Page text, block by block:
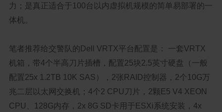
力；是真正适合于100台以内虚拟机规模的简单易部署的一
体机。
笔者推荐给交警队的Dell VRTX平台配置是： 一套VRTX
机箱，带4个半高刀片插槽，配置25块2.5英寸硬盘（一般
配置25x 1.2TB 10K SAS），2张RAID控制器，2个10G万
兆二层以太网交换机；4个2 CPU刀片，2颗E5 V4 XEON
CPU、128G内存，2x 8G SD卡用于ESXi系统安装，4x